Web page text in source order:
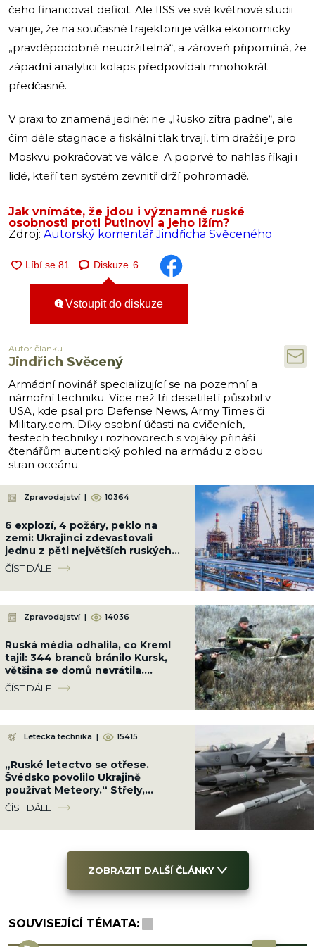
čeho financovat deficit. Ale IISS ve své květnové studii
varuje, že na současné trajektorii je válka ekonomicky
„pravděpodobně neudržitelná“, a zároveň připomíná, že
západní analytici kolaps předpovídali mnohokrát
předčasně.
V praxi to znamená jediné: ne „Rusko zítra padne“, ale
čím déle stagnace a fiskální tlak trvají, tím dražší je pro
Moskvu pokračovat ve válce. A poprvé to nahlas říkají i
lidé, kteří ten systém zevnitř drží pohromadě.
Jak vnímáte, že jdou i významné ruské
osobnosti proti Putinovi a jeho lžím?
Zdroj: Autorský komentář Jindřicha Svěceného
Diskuze 6
Vstoupit do diskuze
Autor článku
Jindřich Svěcený
Armádní novinář specializující se na pozemní a
námořní techniku. Více než tři desetiletí působil v
USA, kde psal pro Defense News, Army Times či
Military.com. Díky osobní účasti na cvičeních,
testech techniky i rozhovorech s vojáky přináší
čtenářům autentický pohled na armádu z obou
stran oceánu.
Zpravodajství | 10364
6 explozí, 4 požáry, peklo na
zemi: Ukrajinci zdevastovali
jednu z pěti největších ruských
rafinerií 700 km od hranic i lodě
FSB
ČÍST DÁLE
Zpravodajství | 14036
Ruská média odhalila, co Kreml
tajil: 344 branců bránilo Kursk,
většina se domů nevrátila.
Ukrajinci je pohřbili
ČÍST DÁLE
Letecká technika | 15415
„Ruské letectvo se otřese.
Švédsko povolilo Ukrajině
používat Meteory.“ Střely,
kterým žádné letadlo neunikne
ČÍST DÁLE
ZOBRAZIT DALŠÍ ČLÁNKY
SOUVISEJÍCÍ TÉMATA: